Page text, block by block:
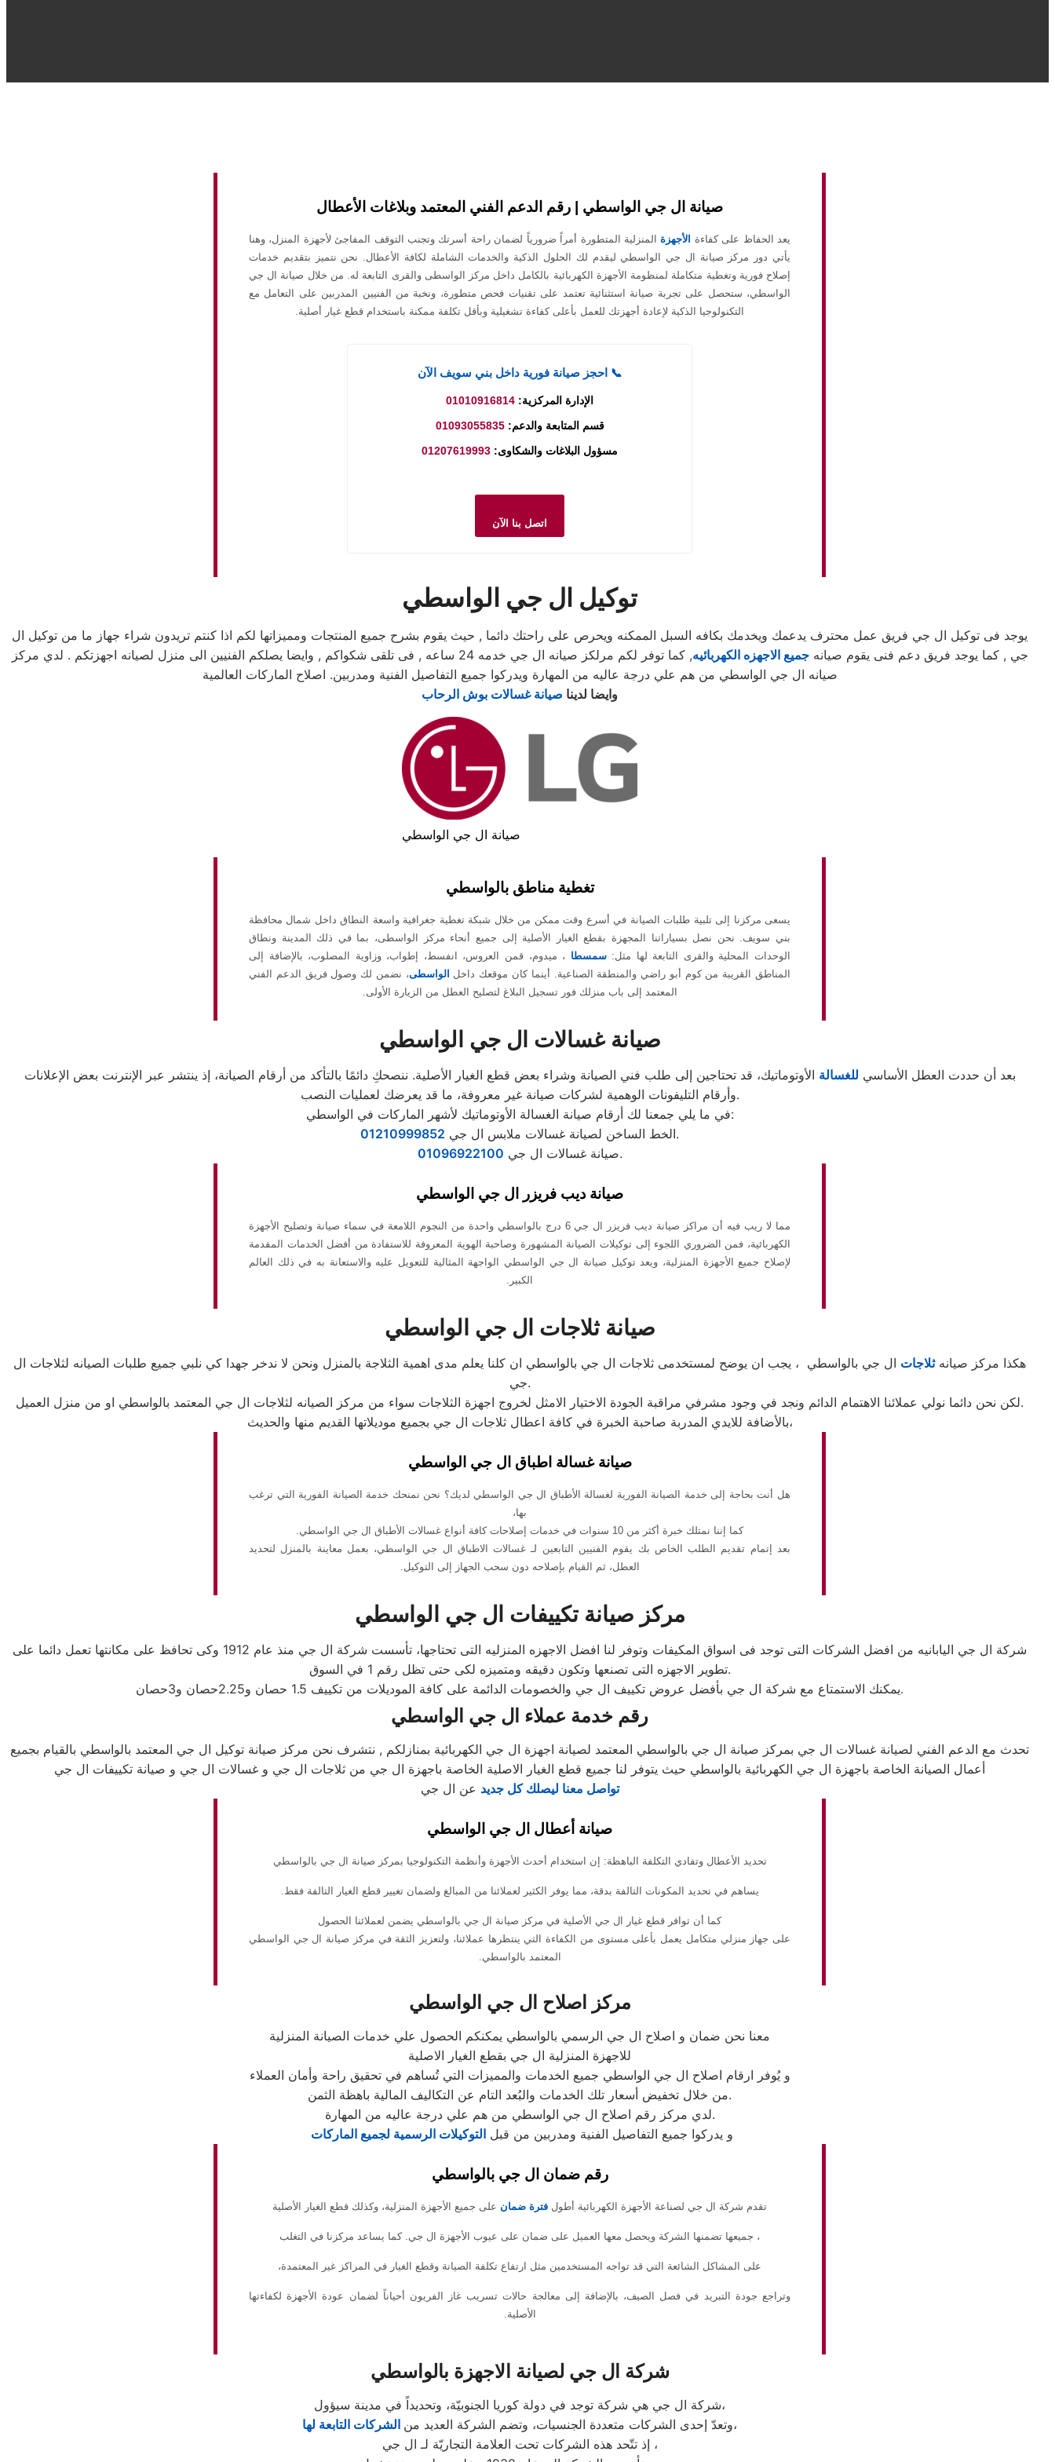
صيانة ال جي الواسطي | رقم الدعم الفني المعتمد وبلاغات الأعطال
يعد الحفاظ على كفاءة الأجهزةالمنزلية المتطورة أمراً ضرورياً لضمان راحة أسرتك وتجنب التوقف المفاجئ لأجهزة المنزل، وهنا
يأتي دور مركز صيانة ال جي الواسطي ليقدم لك الحلول الذكية والخدمات الشاملة لكافة الأعطال. نحن نتميز بتقديم خدمات
إصلاح فورية وتغطية متكاملة لمنظومة الأجهزة الكهربائية بالكامل داخل مركز الواسطى والقرى التابعة له. من خلال صيانة ال جي
الواسطي، ستحصل على تجربة صيانة استثنائية تعتمد على تقنيات فحص متطورة، ونخبة من الفنيين المدربين على التعامل مع
التكنولوجيا الذكية لإعادة أجهزتك للعمل بأعلى كفاءة تشغيلية وبأقل تكلفة ممكنة باستخدام قطع غيار أصلية.
📞 احجز صيانة فورية داخل بني سويف الآن
الإدارة المركزية: 01010916814
قسم المتابعة والدعم:01093055835
مسؤول البلاغات والشكاوى: 01207619993
اتصل بنا الآن
توكيل ال جي الواسطي
يوجد فى توكيل ال جي فريق عمل محترف يدعمك ويخدمك بكافه السبل الممكنه ويحرص على راحتك دائما , حيث يقوم بشرح جميع المنتجات ومميزاتها لكم اذا كنتم تريدون شراء جهاز ما من توكيل ال
جي , كما يوجد فريق دعم فنى يقوم صيانهجميع الاجهزه الكهربائيه
, كما توفر لكم مرلكز صيانه ال جي خدمه 24 ساعه , فى تلقى شكواكم , وايضا يصلكم الفنيين الى منزل لصيانه اجهزتكم . لدي مركز
صيانه ال جي الواسطي من هم علي درجة عاليه من المهارة ويدركوا جميع التفاصيل الفنية ومدربين. اصلاح الماركات العالمية
وايضا لدينا صيانة غسالات بوش الرحاب
صيانة ال جي الواسطي
تغطية مناطق بالواسطي
يسعى مركزنا إلى تلبية طلبات الصيانة في أسرع وقت ممكن من خلال شبكة تغطية جغرافية واسعة النطاق داخل شمال محافظة
بني سويف. نحن نصل بسياراتنا المجهزة بقطع الغيار الأصلية إلى جميع أنحاء مركز الواسطى، بما في ذلك المدينة ونطاق
الوحدات المحلية والقرى التابعة لها مثل:سمسطا ، ميدوم، قمن العروس، انفسط، إطواب، وزاوية المصلوب، بالإضافة إلى
المناطق القريبة من كوم أبو راضي والمنطقة الصناعية. أينما كان موقعك داخل الواسطى، نضمن لك وصول فريق الدعم الفني
المعتمد إلى باب منزلك فور تسجيل البلاغ لتصليح العطل من الزيارة الأولى.
صيانة غسالات ال جي الواسطي
بعد أن حددت العطل الأساسي للغسالة الأوتوماتيك، قد تحتاجين إلى طلب فني الصيانة وشراء بعض قطع الغيار الأصلية. ننصحكِ دائمًا بالتأكد من أرقام الصيانة، إذ ينتشر عبر الإنترنت بعض الإعلانات
وأرقام التليفونات الوهمية لشركات صيانة غير معروفة، ما قد يعرضك لعمليات النصب.
في ما يلي جمعنا لك أرقام صيانة الغسالة الأوتوماتيك لأشهر الماركات في الواسطي:
الخط الساخن لصيانة غسالات ملابس ال جي 01210999852
.
صيانة غسالات ال جي 01096922100 .
صيانة ديب فريزر ال جي الواسطي
مما لا ريب فيه أن مراكز صيانة ديب فريزر ال جي 6 درج بالواسطي واحدة من النجوم اللامعة في سماء صيانة وتصليح الأجهزة
الكهربائية، فمن الضروري اللجوء إلى توكيلات الصيانة المشهورة وصاحبة الهوية المعروفة للاستفادة من أفضل الخدمات المقدمة
لإصلاح جميع الأجهزة المنزلية، ويعد توكيل صيانة ال جي الواسطي الواجهة المثالية للتعويل عليه والاستعانة به في ذلك العالم
الكبير.
صيانة ثلاجات ال جي الواسطي
هكذا مركز صيانهثلاجات ال جي بالواسطي ، يجب ان يوضح لمستخدمى ثلاجات ال جي بالواسطي ان كلنا يعلم مدى اهمية الثلاجة بالمنزل ونحن لا ندخر جهدا كي نلبي جميع طلبات الصيانه لثلاجات ال
جي.
لكن نحن دائما نولي عملائنا الاهتمام الدائم ونجد في وجود مشرفي مراقبة الجودة الاختيار الامثل لخروج اجهزة الثلاجات سواء من مركز الصيانه لثلاجات ال جي المعتمد بالواسطي او من منزل العميل.
بالأضافة للايدي المدربة صاحبة الخبرة في كافة اعطال ثلاجات ال جي بجميع موديلاتها القديم منها والحديث،
صيانة غسالة اطباق ال جي الواسطي
هل أنت بحاجة إلى خدمة الصيانة الفورية لغسالة الأطباق ال جي الواسطي لديك؟ نحن نمنحك خدمة الصيانة الفورية التي ترغب
بها،
كما إننا نمتلك خبرة أكثر من 10 سنوات في خدمات إصلاحات كافة أنواع غسالات الأطباق ال جي الواسطي.
بعد إتمام تقديم الطلب الخاص بك يقوم الفنيين التابعين لـ غسالات الاطباق ال جي الواسطي، بعمل معاينة بالمنزل لتحديد
العطل، ثم القيام بإصلاحه دون سحب الجهاز إلى التوكيل.
مركز صيانة تكييفات ال جي الواسطي
شركة ال جي اليابانيه من افضل الشركات التى توجد فى اسواق المكيفات وتوفر لنا افضل الاجهزه المنزليه التى تحتاجها، تأسست شركة ال جي منذ عام 1912 وكى تحافظ على مكانتها تعمل دائما على
تطوير الاجهزه التى تصنعها وتكون دقيقه ومتميزه لكى حتى تظل رقم 1 في السوق.
يمكنك الاستمتاع مع شركة ال جي بأفضل عروض تكييف ال جي والخصومات الدائمة على كافة الموديلات من تكييف 1.5 حصان و2.25حصان و3حصان.
رقم خدمة عملاء ال جي الواسطي
تحدث مع الدعم الفني لصيانة غسالات ال جي بمركز صيانة ال جي بالواسطي المعتمد لصيانة اجهزة ال جي الكهربائية بمنازلكم , نتشرف نحن مركز صيانة توكيل ال جي المعتمد بالواسطي بالقيام بجميع
أعمال الصيانة الخاصة باجهزة ال جي الكهربائية بالواسطي حيث يتوفر لنا جميع قطع الغيار الاصلية الخاصة باجهزة ال جي من ثلاجات ال جي و غسالات ال جي و صيانة تكييفات ال جي
تواصل معنا ليصلك كل جديد عن ال جي
صيانة أعطال ال جي الواسطي
تحديد الأعطال وتفادي التكلفة الباهظة: إن استخدام أحدث الأجهزة وأنظمة التكنولوجيا بمركز صيانة ال جي بالواسطي
يساهم في تحديد المكونات التالفة بدقة، مما يوفر الكثير لعملائنا من المبالغ ولضمان تغيير قطع الغيار التالفة فقط.
كما أن توافر قطع غيار ال جي الأصلية في مركز صيانة ال جي بالواسطي يضمن لعملائنا الحصول
على جهاز منزلي متكامل يعمل بأعلى مستوى من الكفاءة التي ينتظرها عملائنا، ولتعزيز الثقة في مركز صيانة ال جي الواسطي
المعتمد بالواسطي.
مركز اصلاح ال جي الواسطي
معنا نحن ضمان و اصلاح ال جي الرسمي بالواسطي يمكنكم الحصول علي خدمات الصيانة المنزلية
للاجهزة المنزلية ال جي بقطع الغيار الاصلية
و يُوفر ارقام اصلاح ال جي الواسطي جميع الخدمات والمميزات التي تُساهم في تحقيق راحة وأمان العملاء
من خلال تخفيض أسعار تلك الخدمات والبُعد التام عن التكاليف المالية باهظة الثمن.
لدي مركز رقم اصلاح ال جي الواسطي من هم علي درجة عاليه من المهارة.
و يدركوا جميع التفاصيل الفنية ومدربين من قبلالتوكيلات الرسمية لجميع الماركات
رقم ضمان ال جي بالواسطي
تقدم شركة ال جي لصناعة الأجهزة الكهربائية أطول فترة ضمان على جميع الأجهزة المنزلية، وكذلك قطع الغيار الأصلية
، جميعها تضمنها الشركة ويحصل معها العميل على ضمان على عيوب الأجهزة ال جي. كما يساعد مركزنا في التغلب
على المشاكل الشائعة التي قد تواجه المستخدمين مثل ارتفاع تكلفة الصيانة وقطع الغيار في المراكز غير المعتمدة،
وتراجع جودة التبريد في فصل الصيف، بالإضافة إلى معالجة حالات تسريب غاز الفريون أحياناً لضمان عودة الأجهزة لكفاءتها
الأصلية.
شركة ال جي لصيانة الاجهزة بالواسطي
شركة ال جي هي شركة توجد في دولة كوريا الجنوبيّة، وتحديداً في مدينة سيؤول،
وتعدّ إحدى الشركات متعددة الجنسيات، وتضم الشركة العديد من الشركات التابعة لها
،
إذ تتّحد هذه الشركات تحت العلامة التجاريّة لـ ال جي ،